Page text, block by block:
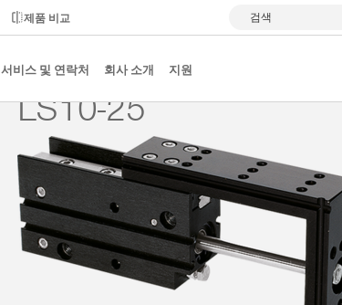
제품 비교 검색
서비스 및 연락처 회사 소개 지원
선형 드라이브 시리즈 LS LS10-25
LS10-25